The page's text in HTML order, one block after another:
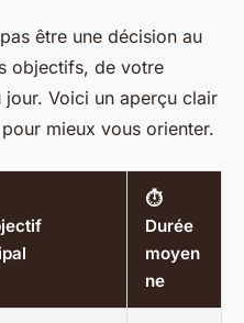
être une décision au
objectifs, de votre
Voici un aperçu clair
mieux vous orienter.
⏱
Durée
moyen
ne